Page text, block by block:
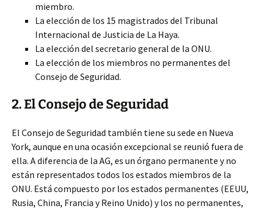
miembro.
La elección de los 15 magistrados del Tribunal
Internacional de Justicia de La Haya.
La elección del secretario general de la ONU.
La elección de los miembros no permanentes del
Consejo de Seguridad.
2. El Consejo de Seguridad
El Consejo de Seguridad también tiene su sede en Nueva
York, aunque en una ocasión excepcional se reunió fuera de
ella. A diferencia de la AG, es un órgano permanente y no
están representados todos los estados miembros de la
ONU. Está compuesto por los estados permanentes (EEUU,
Rusia, China, Francia y Reino Unido) y los no permanentes,